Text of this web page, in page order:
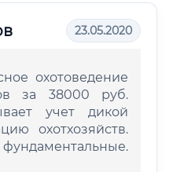
23.05.2020
охотоведение
за 38000 руб.
учет дикой
охотхозяйств.